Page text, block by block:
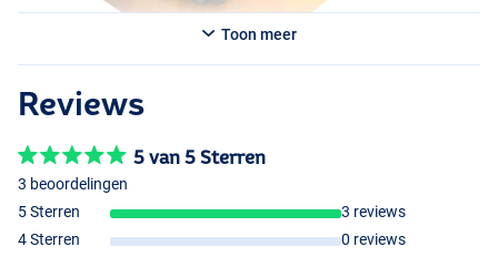
Toon meer
Reviews
5 van 5 Sterren
3 beoordelingen
5 Sterren
3 reviews
4 Sterren
0 reviews